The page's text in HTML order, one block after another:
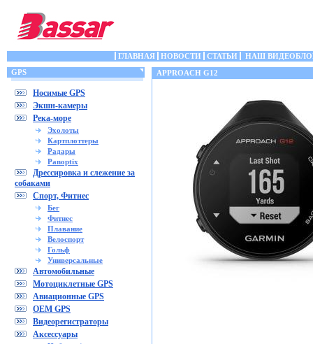
ГЛАВНАЯ НОВОСТИ СТАТЬИ
НАШ
GPS
Носимые GPS
Экшн-камеры
Река-море
Эхолоты
Картплоттеры
Радары
Panoptix
Дрессировка и слежение за
собаками
Спорт, Фитнес
Бег
Фитнес
Плавание
Велоспорт
Гольф
Универсальные
Автомобильные
Мотоциклетные GPS
Авиационные GPS
OEM GPS
Видеорегистраторы
Аксессуары
APPROACH G12